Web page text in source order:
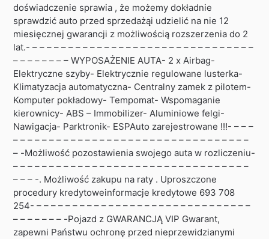
doświadczenie sprawia , że możemy dokładnie
sprawdzić auto przed sprzedażąi udzielić na nie 12
miesięcznej gwarancji z możliwością rozszerzenia do 2
lat.- – – – – – – – – – – – – – – – – – – – – – – – – – – – – – – –
– – – – – – – – WYPOSAŻENIE AUTA- 2 x Airbag-
Elektryczne szyby- Elektrycznie regulowane lusterka-
Klimatyzacja automatyczna- Centralny zamek z pilotem-
Komputer pokładowy- Tempomat- Wspomaganie
kierownicy- ABS – Immobilizer- Aluminiowe felgi-
Nawigacja- Parktronik- ESPAuto zarejestrowane !!!- – – –
– – – – – – – – – – – – – – – – – – – – – – – – – – – – – – – – –
– -Możliwość pozostawienia swojego auta w rozliczeniu-
– – – – – – – – – – – – – – – – – – – – – – – – – – – – – – – – –
– – – -. Możliwość zakupu na raty . Uproszczone
procedury kredytoweinformacje kredytowe 693 708
254- – – – – – – – – – – – – – – – – – – – – – – – – – – – – – –
– – – – – – – -Pojazd z GWARANCJĄ VIP Gwarant,
zapewni Państwu ochronę przed nieprzewidzianymi